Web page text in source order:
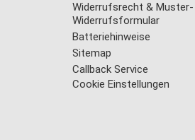
Widerrufsrecht & Muster-
Widerrufsformular
Batteriehinweise
Sitemap
Callback Service
Cookie Einstellungen